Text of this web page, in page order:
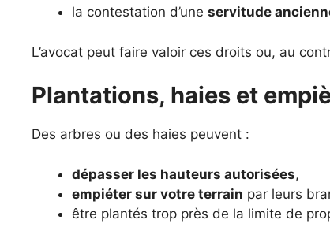
la contestation d’une servitude
L’avocat peut faire valoir ces droits ou, au
Plantations, haies et
Des arbres ou des haies peuvent :
dépasser les hauteurs autorisées,
empiéter sur votre terrain par leurs
être plantés trop près de la limite de